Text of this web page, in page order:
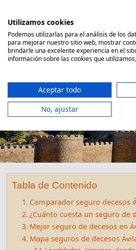
contenido
Comparador Seguro Decesos
Seguro Decesos
Tabla de Contenido
Comparador seguro decesos
¿Cuánto cuesta un seguro de
Mejor seguro de decesos en
Mapa seguros de decesos
Utilizamos cookies
Podemos utilizarlas para el análisis de los
para mejorar nuestro sitio web, mostrar
brindarle una excelente experiencia en el
información sobre las cookies que
Aceptar todo
No, ajustar